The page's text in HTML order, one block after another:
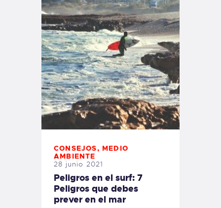
CONSEJOS, MEDIO
AMBIENTE
28 junio 2021
Peligros en el surf: 7
Peligros que debes
prever en el mar